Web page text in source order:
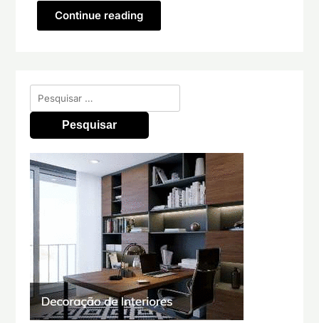
Continue reading
Pesquisar
por: